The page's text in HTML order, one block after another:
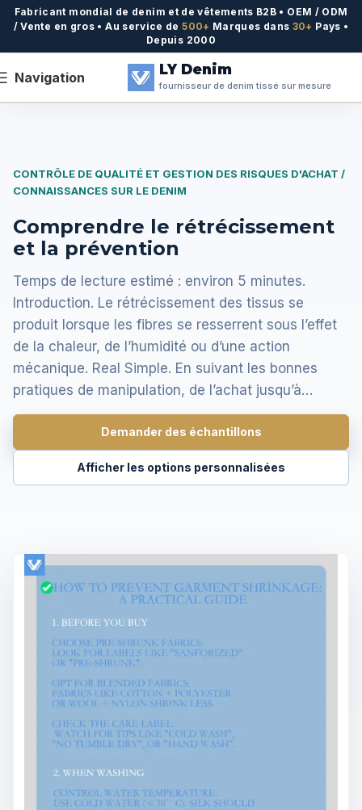
Fabricant mondial de denim et de vêtements B2B • OEM / ODM
/ Vente en gros • Au service de500+ Marques dans 30+ Pays •
Depuis 2000
Navigation LY Denim
fournisseur de denim tissé sur mesure
CONTRÔLE DE QUALITÉ ET GESTION DES RISQUES D'ACHAT /
CONNAISSANCES SUR LE DENIM
Comprendre le rétrécissement
et la prévention
Temps de lecture estimé : environ 5 minutes.
Introduction. Le rétrécissement des tissus se
produit lorsque les fibres se resserrent sous l’effet
de la chaleur, de l’humidité ou d’une action
mécanique. Real Simple. En suivant les bonnes
pratiques de manipulation, de l’achat jusqu’à…
Demander des échantillons
Afficher les options personnalisées